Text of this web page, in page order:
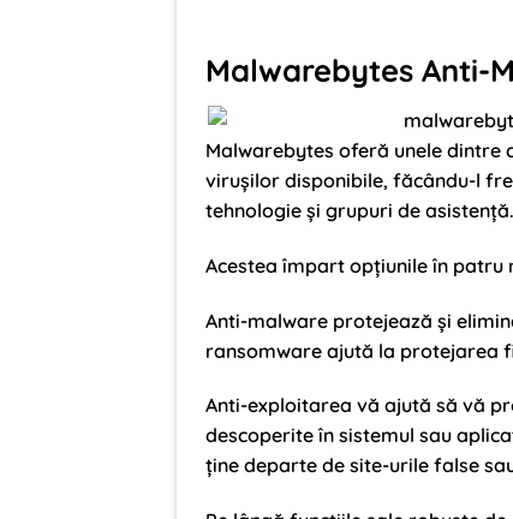
Malwarebytes Anti-
Malwarebytes oferă unele dintre
virușilor disponibile, făcându-l
tehnologie și grupuri de asistență.
Acestea împart opțiunile în patru
Anti-malware protejează și
ransomware ajută la protejarea
Anti-exploitarea vă ajută să vă
descoperite în sistemul sau
ține departe de site-urile false